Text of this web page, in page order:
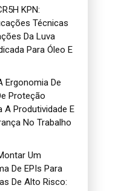
KPN:
Técnicas
Da Luva
Para Óleo E
Ergonomia De
Proteção
A Produtividade E
No Trabalho
Um
De EPIs Para
De Alto Risco: